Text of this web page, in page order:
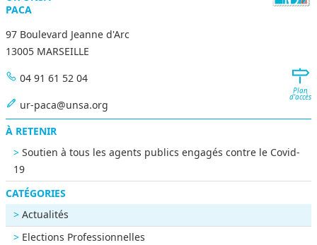
PACA
97 Boulevard Jeanne d'Arc
13005 MARSEILLE
Plan
d'accès
04 91 61 52 04
ur-paca@unsa.org
À RETENIR
Soutien à tous les agents publics engagés contre le Covid-
19
CATÉGORIES
Actualités
Elections Professionnelles